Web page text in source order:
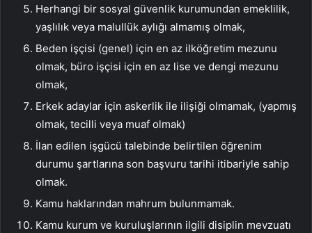
Herhangi bir sosyal güvenlik kurumundan emeklilik,
yaşlılık veya malullük aylığı almamış olmak,
Beden işçisi (genel) için en az ilköğretim mezunu
olmak, büro işçisi için en az lise ve dengi mezunu
olmak,
Erkek adaylar için askerlik ile ilişiği olmamak, (yapmış
olmak, tecilli veya muaf olmak)
İlan edilen işgücü talebinde belirtilen öğrenim
durumu şartlarına son başvuru tarihi itibariyle sahip
olmak.
Kamu haklarından mahrum bulunmamak.
Kamu kurum ve kuruluşlarının ilgili disiplin mevzuatı